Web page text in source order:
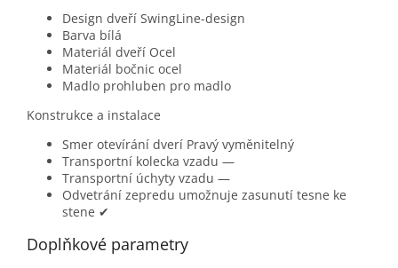
Design dveří SwingLine-design
Barva bílá
Materiál dveří Ocel
Materiál bočnic ocel
Madlo prohluben pro madlo
Konstrukce a instalace
Smer otevírání dverí Pravý vyměnitelný
Transportní kolecka vzadu —
Transportní úchyty vzadu —
Odvetrání zepredu umožnuje zasunutí tesne ke
stene ✔
Doplňkové parametry